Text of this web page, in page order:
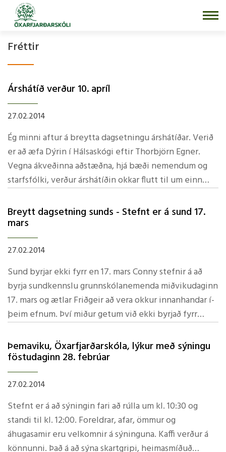
Fara
efni
Fréttir
Árshátí­ð verður 10. aprí­l
27.02.2014
Ég minni aftur á breytta dagsetningu árshátí­ðar. Verið
er að æfa Dýrin í­ Hálsaskógi eftir Thorbjörn Egner.
Vegna ákveðinna aðstæðna, hjá bæði nemendum og
starfsfólki, verður árshátí­ðin okkar flutt til um einn
þess 11. Vonandi kemur það ekki að sök. Kveðja, GSK
Breytt dagsetning sunds - Stefnt er á sund 17.
mars
27.02.2014
Sund byrjar ekki fyrr en 17. mars Conny stefnir á að
byrja sundkennslu grunnskólanemenda miðvikudaginn
17. mars og ætlar Friðgeir að vera okkur innanhandar í­
þeim efnum. Því­ miður getum við ekki byrjað fyrr
samráði við Kristí­nu, að leikskólabörn komist einnig í­
sund, en reynum að velja stað og stund upp á veður og
hita að gera. Kveðja, GSK
Þemaviku, Öxarfjarðarskóla, lýkur með sýningu
föstudaginn 28. febrúar
27.02.2014
Stefnt er á að sýningin fari að rúlla um kl. 10:30 og
standi til kl. 12:00. Foreldrar, afar, ömmur og
áhugasamir eru velkomnir á sýninguna. Kaffi verður á
könnunni. Það á að sýna skartgripi, heimasmí­ðuð